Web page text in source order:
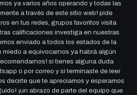
ya varios años operando y todas las
a través de este sitio web! pide
en tus redes, grupos favoritos visita
calificaciones investiga en nuestras
enviado a todos los estados de la
miedo a equivocarnos ya habrá algún
si tienes alguna duda
o por correo y si terminaste de leer
decirte que te apreciamos y esperamos
¡un abrazo de parte del equipo que